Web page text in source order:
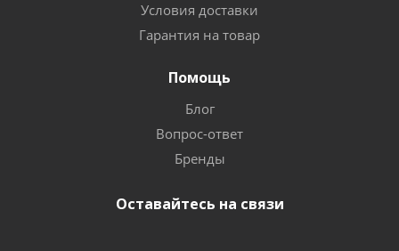
Условия доставки
Гарантия на товар
Помощь
Блог
Вопрос-ответ
Бренды
Оставайтесь на связи